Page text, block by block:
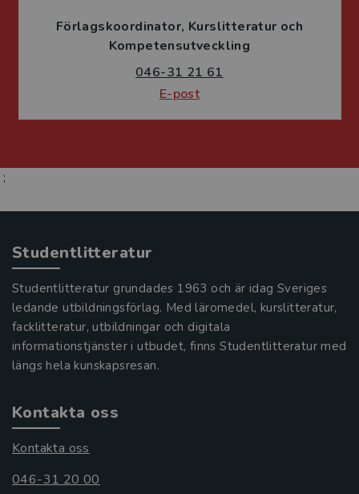
Förlagskoordinator Kurslitteratur och
Kompetensutveckling
046-31 21 61
E-post
;
Studentlitteratur
Studentlitteratur grundades 1963 och är idag Sveriges
ledande utbildningsförlag. Med läromedel, kurslitteratur,
facklitteratur, utbildningar och digitala
informationstjänster i utbudet, finns Studentlitteratur med
längs hela kunskapsresan.
Kontakta oss
Kontakta oss
046-31 20 00